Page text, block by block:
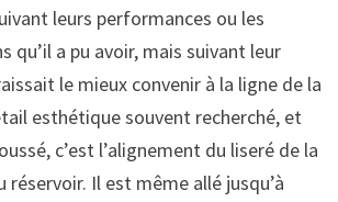
leurs performances ou les
qu’il a pu avoir, mais suivant leur
le mieux convenir à la ligne de la
esthétique souvent recherché, et
c’est l’alignement du liseré de la
réservoir. Il est même allé jusqu’à